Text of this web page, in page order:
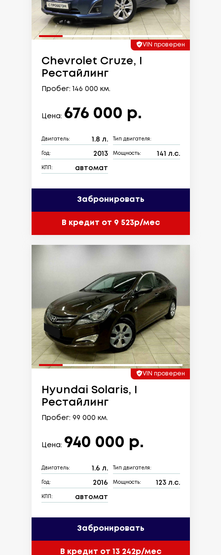
VIN проверен
Chevrolet Cruze, I
Рестайлинг
Пробег: 146 000 км.
Цена: 676 000 р.
Двигатель: 1.8 л. Тип двигателя:
Год: 2013 Мощность: 141 л.с.
КПП: автомат
Забронировать
В кредит от 9 523р/мес
VIN проверен
Hyundai Solaris, I
Рестайлинг
Пробег: 99 000 км.
Цена: 940 000 р.
Двигатель: 1.6 л. Тип двигателя:
Год: 2016 Мощность: 123 л.с.
КПП: автомат
Забронировать
В кредит от 13 242р/мес